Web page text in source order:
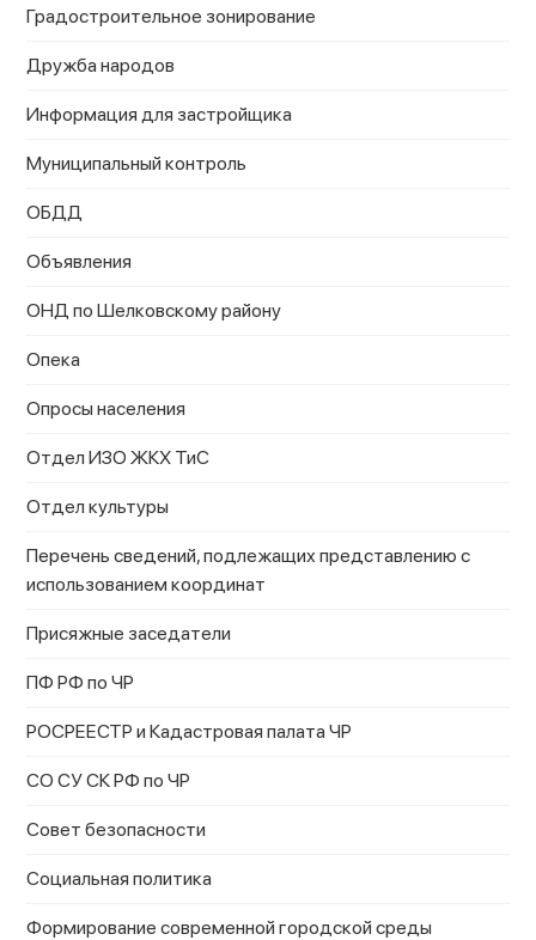
Градостроительное зонирование
Дружба народов
Информация для застройщика
Муниципальный контроль
ОБДД
Объявления
ОНД по Шелковскому району
Опека
Опросы населения
Отдел ИЗО ЖКХ ТиС
Отдел культуры
Перечень сведений, подлежащих представлению с
использованием координат
Присяжные заседатели
ПФ РФ по ЧР
РОСРЕЕСТР и Кадастровая палата ЧР
СО СУ СК РФ по ЧР
Совет безопасности
Социальная политика
Формирование современной городской среды